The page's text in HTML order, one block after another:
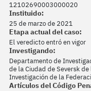
12102690003000020
Instituido:
25 de marzo de 2021
Etapa actual del caso:
El veredicto entró en vigor
Investigando:
Departamento de
de la Ciudad de Seversk
Investigación de la
Artículos del Código